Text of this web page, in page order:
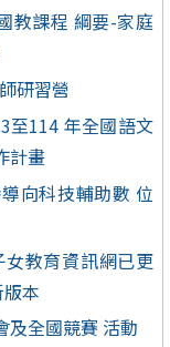
教課程 綱要-家庭
研習營
至114 年全國語文
計畫
向科技輔助數 位
教育資訊網已更
本
及全國競賽 活動